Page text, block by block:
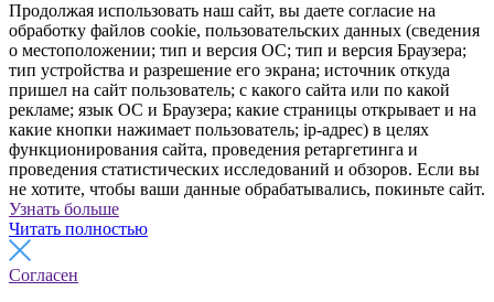
Продолжая использовать наш сайт, вы даете согласие на
обработку файлов cookie, пользовательских данных (сведения
о местоположении; тип и версия ОС; тип и версия Браузера;
тип устройства и разрешение его экрана; источник откуда
пришел на сайт пользователь; с какого сайта или по какой
рекламе; язык ОС и Браузера; какие страницы открывает и на
какие кнопки нажимает пользователь; ip-адрес) в целях
функционирования сайта, проведения ретаргетинга и
проведения статистических исследований и обзоров. Если вы
не хотите, чтобы ваши данные обрабатывались, покиньте сайт.
Узнать больше
Читать полностью
Согласен